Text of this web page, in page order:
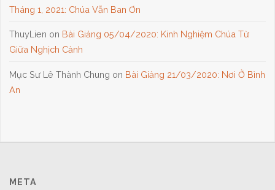
Tháng 1, 2021: Chúa Vẫn Ban Ơn
ThuyLien on Bài Giảng 05/04/2020: Kinh Nghiệm Chúa Từ
Giữa Nghịch Cảnh
Mục Sư Lê Thành Chung on Bài Giảng 21/03/2020: Nơi Ở Bình
An
META